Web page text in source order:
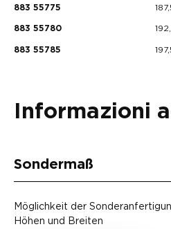
883 55775
883 55780
883 55785
Informazioni
Sondermaß
Möglichkeit der
Höhen und Breiten